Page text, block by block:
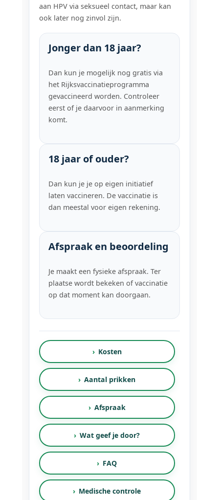
aan HPV via seksueel contact, maar kan
ook later nog zinvol zijn.
Jonger dan 18 jaar?
Dan kun je mogelijk nog gratis via
het Rijksvaccinatieprogramma
gevaccineerd worden. Controleer
eerst of je daarvoor in aanmerking
komt.
18 jaar of ouder?
Dan kun je je op eigen initiatief
laten vaccineren. De vaccinatie is
dan meestal voor eigen rekening.
Afspraak en beoordeling
Je maakt een fysieke afspraak. Ter
plaatse wordt bekeken of vaccinatie
op dat moment kan doorgaan.
Kosten
Aantal prikken
Afspraak
Wat geef je door?
FAQ
Medische controle